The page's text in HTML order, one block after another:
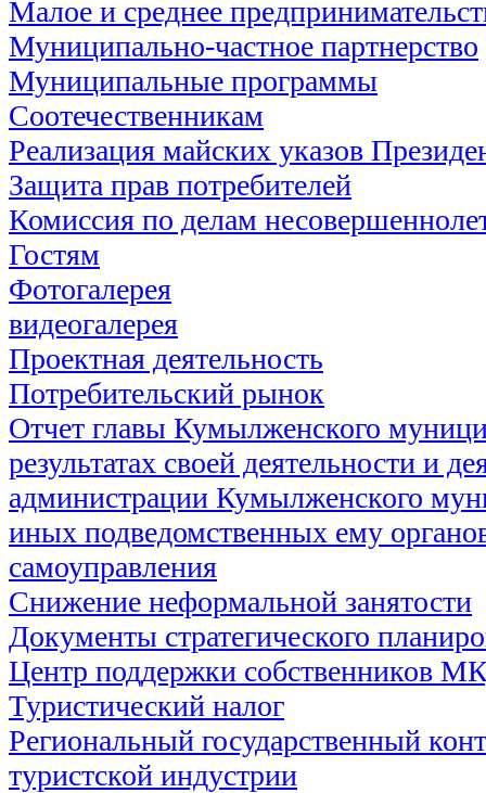
Малое и среднее
Муниципально-частное партнерство
Муниципальные программы
Соотечественникам
Реализация майских указов
Защита прав потребителей
Комиссия по делам
Гостям
Фотогалерея
видеогалерея
Проектная деятельность
Потребительский рынок
Отчет главы Кумылженского
результатах своей деятельности и
администрации Кумылженского
иных подведомственных ему
самоуправления
Снижение неформальной занятости
Документы стратегического
Центр поддержки собственников
Туристический налог
Региональный государственный
туристской индустрии